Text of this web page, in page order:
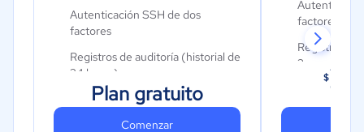
Autenticación SSH de dos
factores
Registros de auditoría (historial de
24 horas)
Acceso API
Plan gratuito
Comenzar
factores
Registros
3 meses)
Acceso API
$